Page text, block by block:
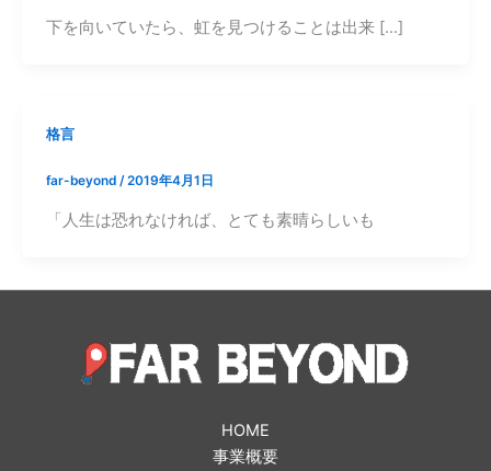
下を向いていたら、虹を見つけることは出来 […]
格言
far-beyond /2019年4月1日
「人生は恐れなければ、とても素晴らしいも
HOME
事業概要